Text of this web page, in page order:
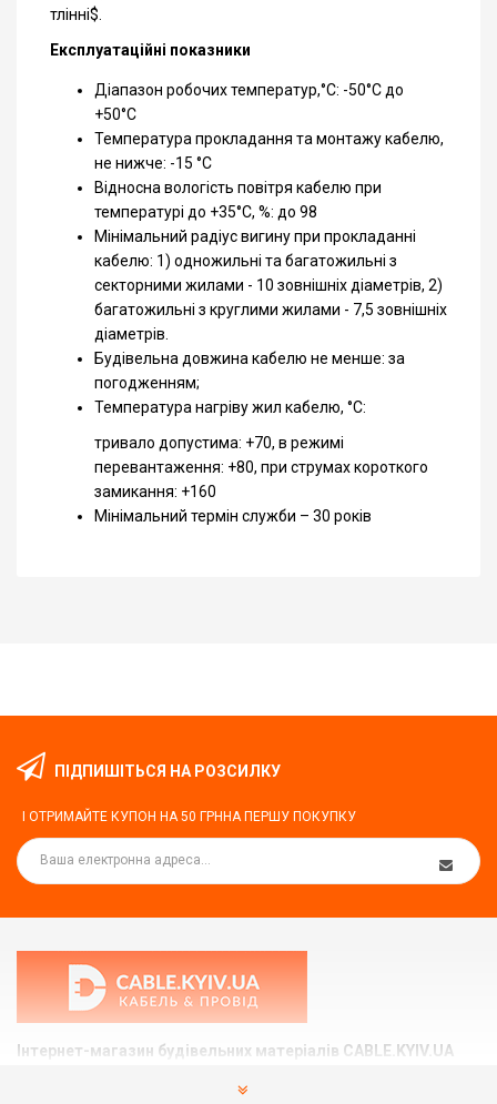
тлінні$.
Експлуатаційні показники
Діапазон робочих температур,°С: -50°С до
+50°С
Температура прокладання та монтажу кабелю,
не нижче: -15 °С
Відносна вологість повітря кабелю при
температурі до +35°С, %: до 98
Мінімальний радіус вигину при прокладанні
кабелю: 1) одножильні та багатожильні з
секторними жилами - 10 зовнішніх діаметрів, 2)
багатожильні з круглими жилами - 7,5 зовнішніх
діаметрів.
Будівельна довжина кабелю не менше: за
погодженням;
Температура нагріву жил кабелю, °С:
тривало допустима: +70, в режимі
перевантаження: +80, при струмах короткого
замикання: +160
Мінімальний термін служби – 30 років
ПІДПИШІТЬСЯ НА РОЗСИЛКУ
І ОТРИМАЙТЕ КУПОН НА50 ГРННА ПЕРШУ ПОКУПКУ
Інтернет-магазин будівельних матеріалів CABLE.KYIV.UA
Ми допоможемо вам підібрати та купити те, що Вам